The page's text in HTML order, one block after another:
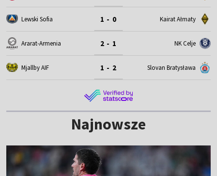
Lewski Sofia 1 - 0 Kairat Ałmaty
Ararat-Armenia 2 - 1 NK Celje
Mjallby AIF 1 - 2 Slovan Bratysława
Najnowsze